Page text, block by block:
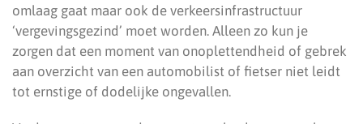
omlaag gaat maar ook de verkeersinfrastructuur
‘vergevingsgezind’ moet worden. Alleen zo kun je
zorgen dat een moment van onoplettendheid of gebrek
aan overzicht van een automobilist of fietser niet leidt
tot ernstige of dodelijke ongevallen.